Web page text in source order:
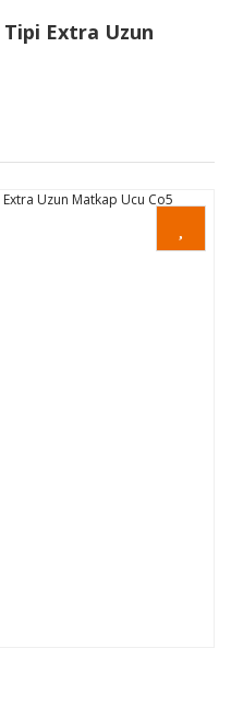
Tipi Extra Uzun